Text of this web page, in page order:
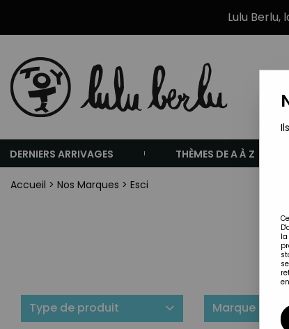
Lulu
DERNIERS ARRIVAGES THÈMES DE A À Z
Accueil > Nos Marques > Esci
Type de produit Marque